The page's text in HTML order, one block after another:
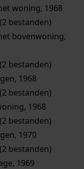
woning, 1968
bestanden)
bovenwoning,
bestanden)
1968
bestanden)
1968
bestanden)
1970
bestanden)
1969